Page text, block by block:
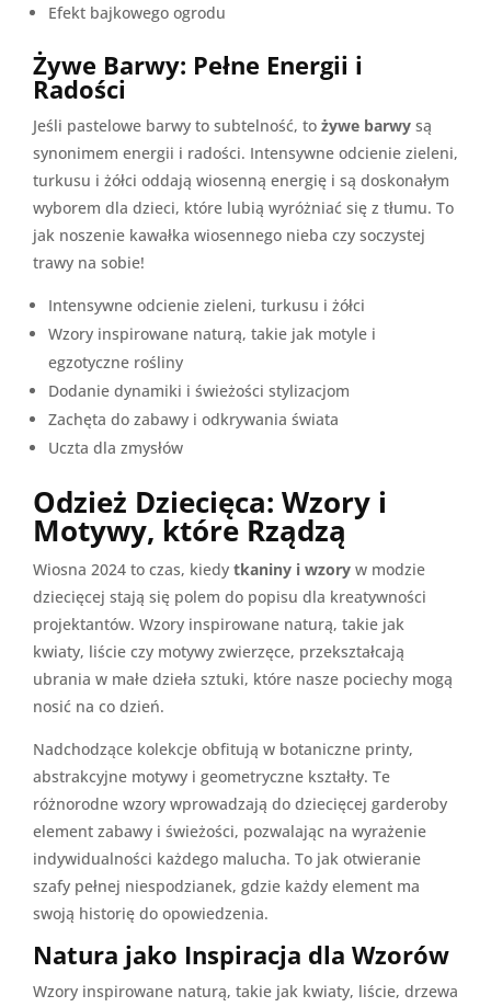
Efekt bajkowego ogrodu
Żywe Barwy: Pełne Energii i
Radości
Jeśli pastelowe barwy to subtelność, to żywe barwy są
synonimem energii i radości. Intensywne odcienie zieleni,
turkusu i żółci oddają wiosenną energię i są doskonałym
wyborem dla dzieci, które lubią wyróżniać się z tłumu. To
jak noszenie kawałka wiosennego nieba czy soczystej
trawy na sobie!
Intensywne odcienie zieleni, turkusu i żółci
Wzory inspirowane naturą, takie jak motyle i
egzotyczne rośliny
Dodanie dynamiki i świeżości stylizacjom
Zachęta do zabawy i odkrywania świata
Uczta dla zmysłów
Odzież Dziecięca: Wzory i
Motywy, które Rządzą
Wiosna 2024 to czas, kiedy tkaniny i wzory w modzie
dziecięcej stają się polem do popisu dla kreatywności
projektantów. Wzory inspirowane naturą, takie jak
kwiaty, liście czy motywy zwierzęce, przekształcają
ubrania w małe dzieła sztuki, które nasze pociechy mogą
nosić na co dzień.
Nadchodzące kolekcje obfitują w botaniczne printy,
abstrakcyjne motywy i geometryczne kształty. Te
różnorodne wzory wprowadzają do dziecięcej garderoby
element zabawy i świeżości, pozwalając na wyrażenie
indywidualności każdego malucha. To jak otwieranie
szafy pełnej niespodzianek, gdzie każdy element ma
swoją historię do opowiedzenia.
Natura jako Inspiracja dla Wzorów
Wzory inspirowane naturą, takie jak kwiaty, liście, drzewa